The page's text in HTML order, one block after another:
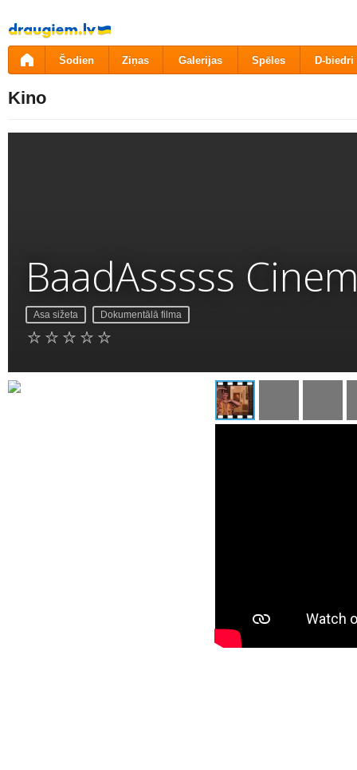
Pāriet
uz
saturu
Šodien Ziņas Galerijas Spēles D-biedri
Kino
BaadAsssss
Asa sižeta Dokumentālā filma